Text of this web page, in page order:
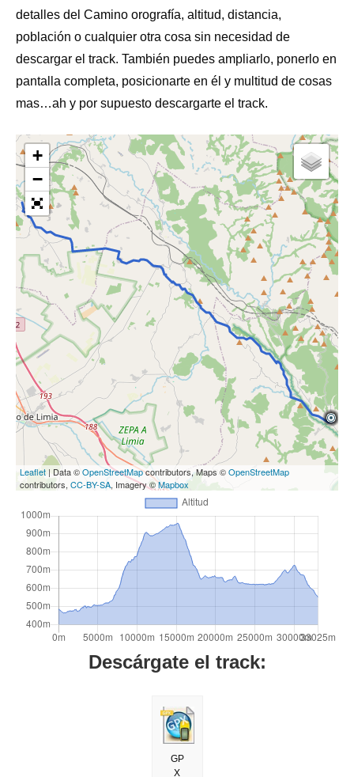
detalles del Camino orografía, altitud, distancia,
población o cualquier otra cosa sin necesidad de
descargar el track. También puedes ampliarlo, ponerlo en
pantalla completa, posicionarte en él y multitud de cosas
mas…ah y por supuesto descargarte el track.
+
−
Leaflet | Data ©OpenStreetMapcontributors, Maps ©OpenStreetMap
contributors, CC-BY-SA, Imagery ©Mapbox
Descárgate el track:
GP
X